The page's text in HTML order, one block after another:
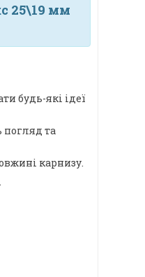
25\19 мм
будь-які ідеї
погляд та
карнизу.